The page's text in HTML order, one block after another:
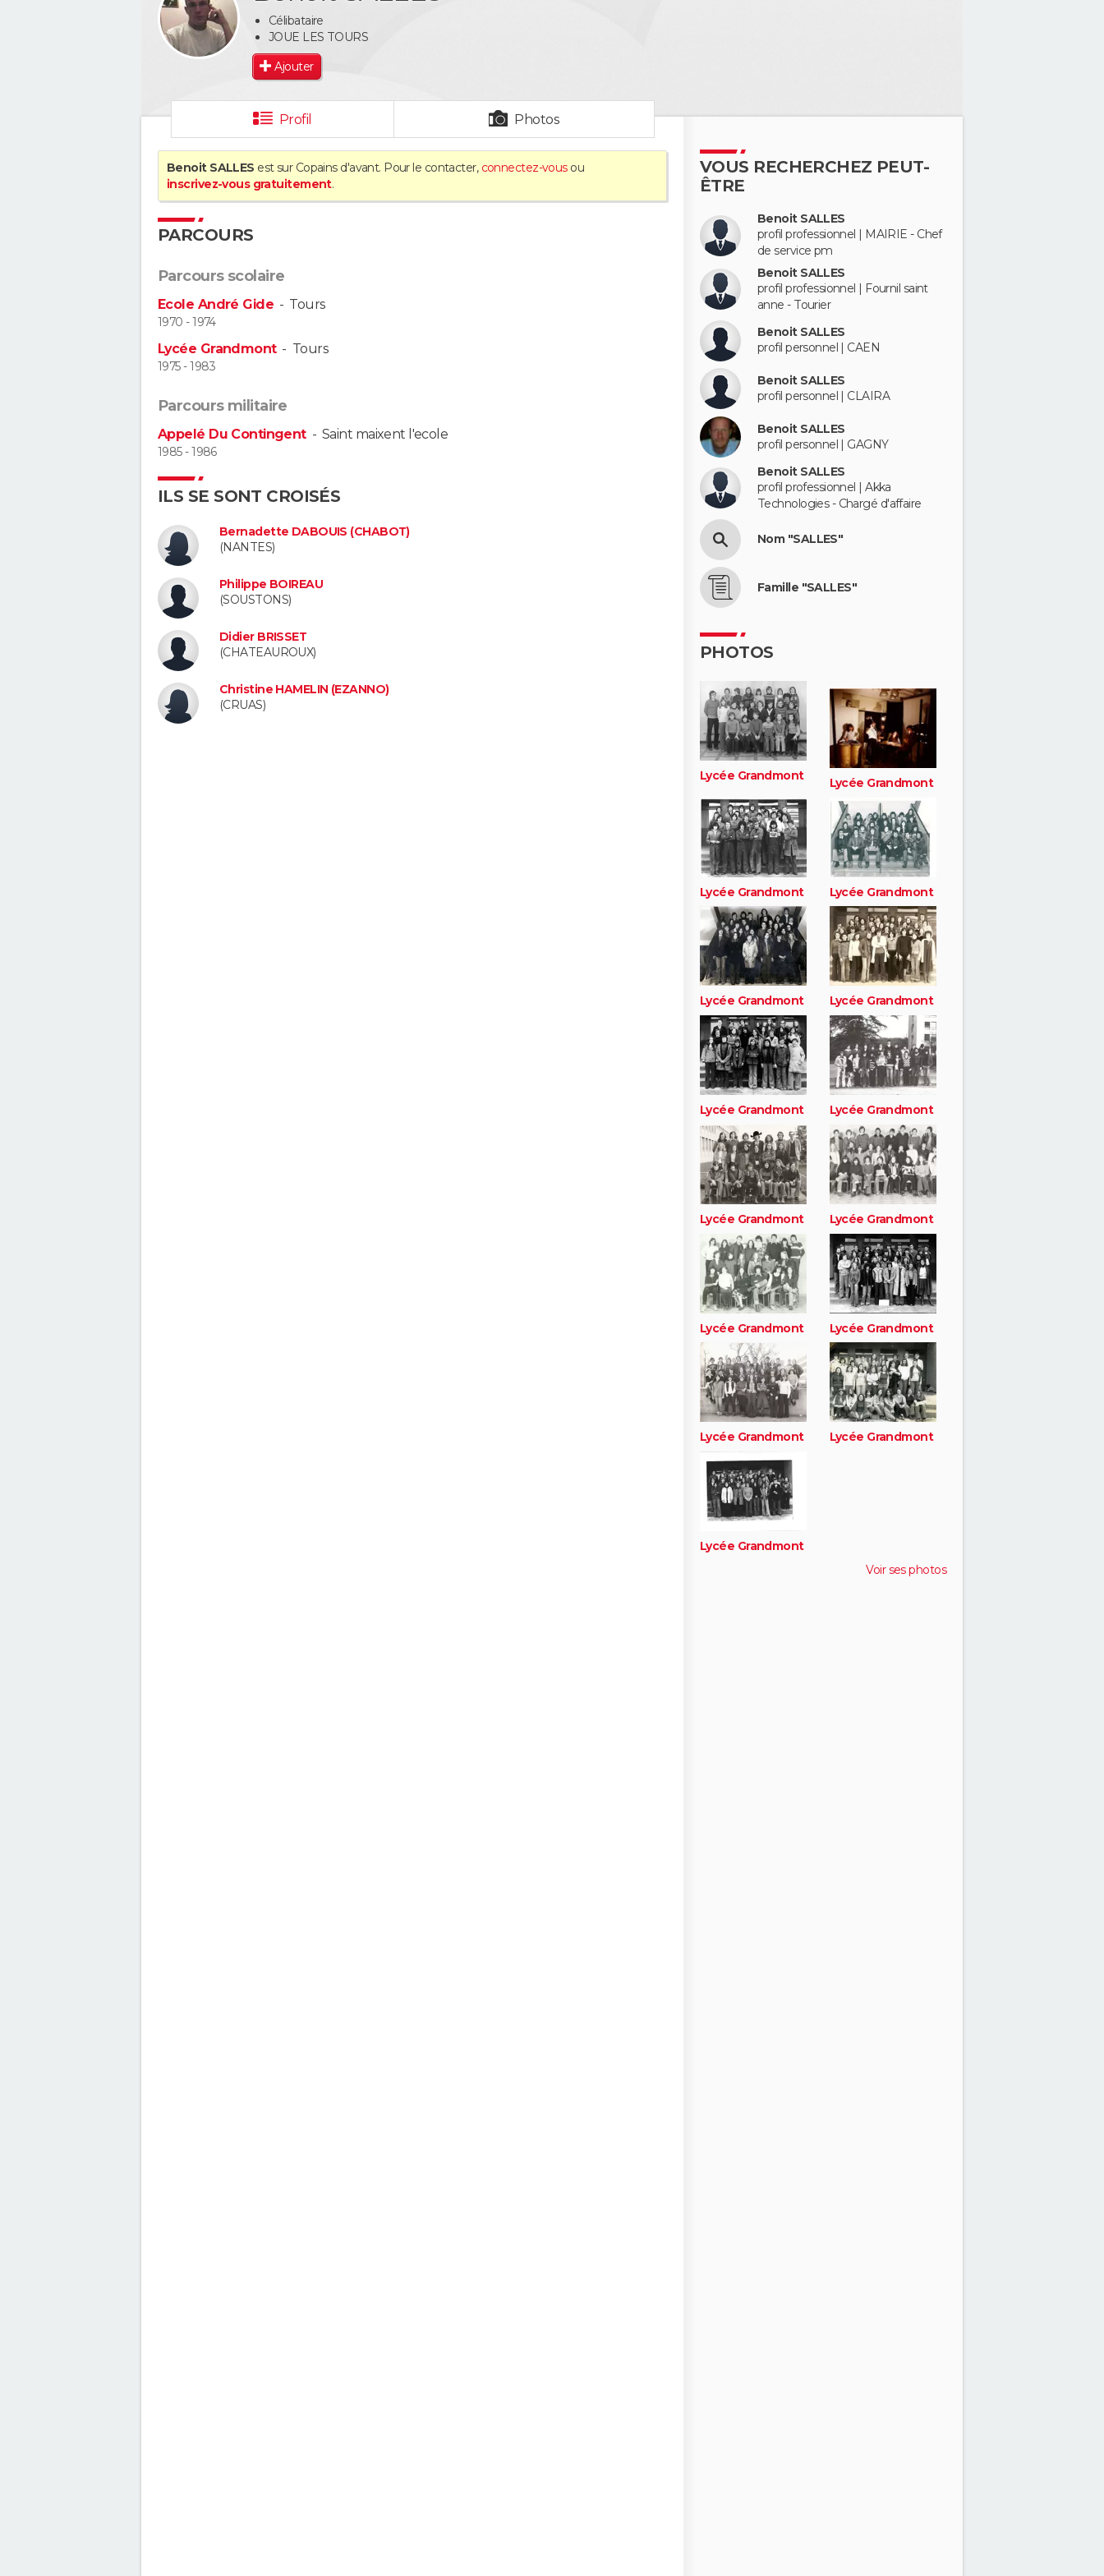
Célibataire
JOUE LES TOURS
Ajouter
Profil Photos
Benoit SALLES est sur Copains d'avant. Pour le contacter, connectez-vousou
inscrivez-vous gratuitement.
PARCOURS
Parcours scolaire
Ecole André Gide - Tours
1970 - 1974
Lycée Grandmont- Tours
1975 - 1983
Parcours militaire
Appelé Du Contingent-Saint maixent l'ecole
1985 - 1986
ILS SE SONT CROISÉS
Bernadette DABOUIS (CHABOT)
(NANTES)
Philippe BOIREAU
(SOUSTONS)
Didier BRISSET
(CHATEAUROUX)
Christine HAMELIN (EZANNO)
(CRUAS)
VOUS RECHERCHEZ PEUT-
ÊTRE
Benoit SALLES
profil professionnel | MAIRIE - Chef
de service pm
Benoit SALLES
profil professionnel | Fournil saint
anne - Tourier
Benoit SALLES
profil personnel | CAEN
Benoit SALLES
profil personnel | CLAIRA
Benoit SALLES
profil personnel | GAGNY
Benoit SALLES
profil professionnel | Akka
Technologies - Chargé d'affaire
Nom "SALLES"
Famille "SALLES"
PHOTOS
Lycée Grandmont Lycée Grandmont
Lycée Grandmont Lycée Grandmont
Lycée Grandmont Lycée Grandmont
Lycée Grandmont Lycée Grandmont
Lycée Grandmont Lycée Grandmont
Lycée Grandmont Lycée Grandmont
Lycée Grandmont Lycée Grandmont
Lycée Grandmont
Voir ses photos